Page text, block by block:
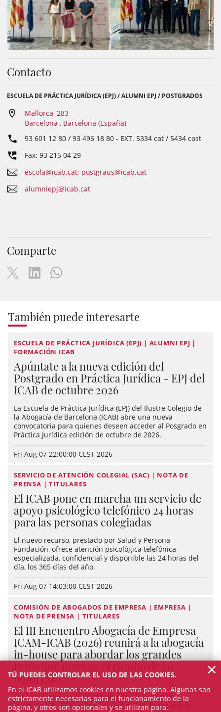
Contacto
ESCUELA DE PRÁCTICA JURÍDICA (EPJ) / ALUMNI EPJ / POSTGRADOS
Mallorca, 283
Barcelona , Barcelona (España)
93 601 12 80 / 93 496 18 80 - EXT. 5334 cat / 5434 cast
Fax: 93 215 04 29
escola@icab.cat; postgraus@icab.cat
alumniepj@icab.cat
Comparte
También puede interesarte
ESCUELA DE PRÁCTICA JURÍDICA (EPJ) | ALUMNI EPJ |
FORMACIÓN ICAB
Apúntate a la nueva edición del
Postgrado en Práctica Jurídica - EPJ del
ICAB de octubre 2026
La Escuela de Práctica Jurídica (EPJ) del Ilustre Colegio de
la Abogacía de Barcelona (ICAB) abre una nueva
convocatoria para quienes deseen acceder al Posgrado en
Práctica Jurídica edición de octubre de 2026.
Fri Aug 07 22:00:00 CEST 2026
SERVICIO DE ATENCIÓN COLEGIAL (SAC) | NOTA DE
PRENSA | TITULARES
El ICAB pone en marcha un servicio de
apoyo psicológico telefónico 24 horas
para las personas colegiadas
El nuevo recurso, prestado por Salud y Persona
Fundación, ofrece atención psicológica telefónica
especializada, confidencial y disponible las 24 horas del
día, los 365 días del año.
Fri Aug 07 14:03:00 CEST 2026
COMISIÓN DE ABOGADOS DE EMPRESA | EMPRESA |
NOTA DE PRENSA | TITULARES
El III Encuentro Abogacía de Empresa
ICAM-ICAB (2026) reunirá a la abogacía
in-house para abordar los grandes
empresas
Será los días 22 y 23 de octubre de 2026, bajo la
organización del Colegio de la Abogacía de Barcelona
TÚ PUEDES CONTROLAR EL USO DE LAS COOKIES.
En el ICAB utilizamos cookies en nuestra página. Algunas son
estrictamente necesarias para el funcionamiento de la
página, y otros son opcionales y se utilizan para:
×